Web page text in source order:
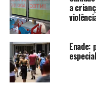
esgotamento sanitário
principais problemas, a
sendo equacionada
projeto, de nove
O rio Tietê, onde o
positivamente
a
Enade: